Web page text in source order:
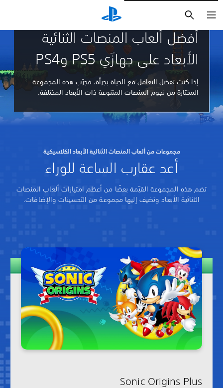
إرشادات ومقالات
أفضل ألعاب المنصات الثنائية
الأبعاد على جهازَي PS5 وPS4‏
إذا كنت تفضل التعامل مع الحياة بجرأة، فجرّب هذه المجموعة
المختارة من نجوم المنصات المتنوعة ذات الأبعاد المختلفة.
مجموعات من ألعاب المنصات الثنائية الأبعاد الكلاسيكية
أعد عقارب الساعة للوراء
تضم هذه المجموعة القيّمة بعضًا من أعظم امتيازات ألعاب المنصات
الثنائية الأبعاد وتضيف إليها مجموعة من التحسينات والإضافات.
Sonic Origins Plus